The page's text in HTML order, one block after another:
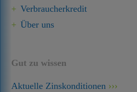
Verbraucherkredit
Über uns
Gut zu wissen
Aktuelle Zinskonditionen